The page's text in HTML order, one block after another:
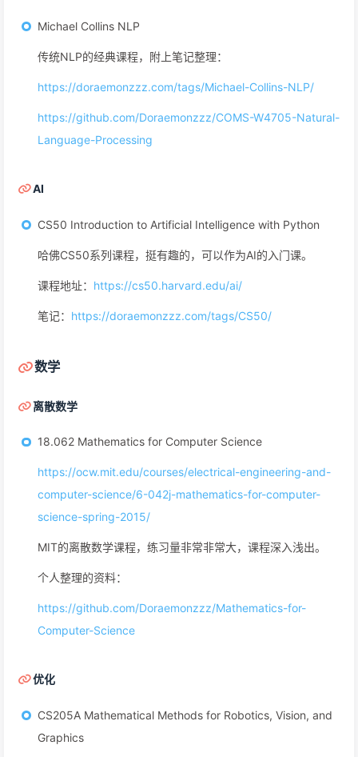
Michael Collins NLP
传统NLP的经典课程，附上笔记整理：
https://doraemonzzz.com/tags/Michael-Collins-NLP/
https://github.com/Doraemonzzz/COMS-W4705-Natural-
Language-Processing
AI
CS50 Introduction to Artificial Intelligence with Python
哈佛CS50系列课程，挺有趣的，可以作为AI的入门课。
课程地址： https://cs50.harvard.edu/ai/
笔记： https://doraemonzzz.com/tags/CS50/
数学
离散数学
18.062 Mathematics for Computer Science
https://ocw.mit.edu/courses/electrical-engineering-and-
computer-science/6-042j-mathematics-for-computer-
science-spring-2015/
MIT的离散数学课程，练习量非常非常大，课程深入浅出。
个人整理的资料：
https://github.com/Doraemonzzz/Mathematics-for-
Computer-Science
优化
CS205A Mathematical Methods for Robotics, Vision, and
Graphics